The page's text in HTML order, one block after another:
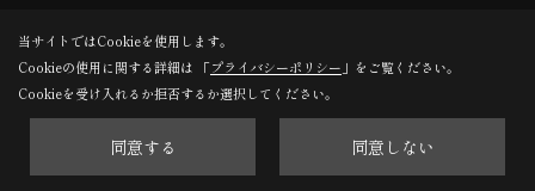
Copyright (c) TAKANO CONSTRUCTION CO.,LTD. All Rights Reserved.
当サイトではCookieを使用します。
Cookieの使用に関する詳細は 「プライバシーポリシー 」をご覧ください。
Cookieを受け入れるか拒否するか選択してください。
同意する 同意しない